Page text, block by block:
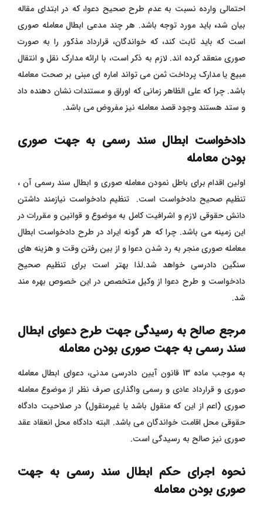
احتمالی وارده نسبت به عدم طرح صحیح دعوا، که در ابتدای مقاله
بیان شد، باید مورد توجه باشد. هر چند مدعی ابطال معامله صوری
است که باید ثابت کند، که خواندگان، قرارداد مذکور را به صورت
صوری منعقد کرده اند. لازم به ذکر است، با ارائه مدارک نقل و انتقال
مبیع یا مدارک پرداخت ثمن می تواند اماره ای مبنی بر صحت معامله
باشد. چرا که علی الظاهر زمانی که اوراق و مستندات نشان دهنده داد
و ستد هستند وجود قصد معامله نیز مفروض می باشد.
دادخواست ابطال سند رسمی به جهت صوری
بودن معامله
اولین اقدام برای باطل نمودن معامله صوری و ابطال سند رسمی آن ،
تنظیم صحیح دادخواست است. تنظیم دادخواست نیازمند داشتن
دانش حقوقی لازم و اشرافیت کامل به موضوع و قوانین و مقررات در
این زمینه می باشد. چرا که هر گونه ایراد در طرح دادخواست ابطال
معامله صوری منجر به رد شدن دعوا و از بین رفتن وقت و هزینه های
سنگین دادرسی خواهد شد.لذا بهتر است برای تنظیم صحیح
دادخواست و طرح دعوا از وکیل متخصص در این خصوص بهره مند
شد.
مرجع صالح به رسیدگی جهت طرح دعوای ابطال
سند رسمی به جهت صوری بودن معامله
به موجب ماده 13 قانون آیین دادرسی مدنی، دعوای ابطال معامله
صوری و قرارداد عادی و رسمی واگذاری صرف نظر از موضوع معامله
صوری (اعم از این که منقول باشد یا غیرمنقول) در صلاحیت دادگاه
حقوقی محل اقامت خواندگان می باشد. البته دادگاه محل انعقاد عقد
صوری نیز صالح به رسیدگی است.
نحوه اجرای حکم ابطال سند رسمی به جهت
صوری بودن معامله